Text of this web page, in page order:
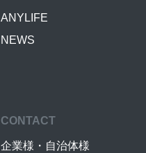
ANYLIFE
NEWS
CONTACT
企業様・自治体様